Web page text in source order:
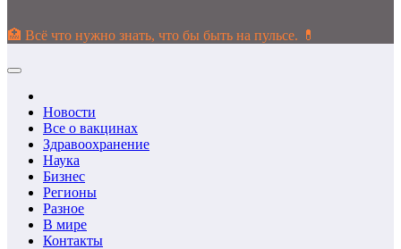
🏥 Всё что нужно знать, что бы быть на пульсе. 💊
Новости
Все о вакцинах
Здравоохранение
Наука
Бизнес
Регионы
Разное
В мире
Контакты